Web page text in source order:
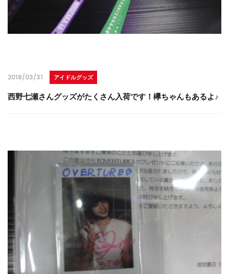
2018/03/31 アイドルグッズ
西野七瀬さんグッズがたくさん入荷です！欅ちゃんもあるよ♪